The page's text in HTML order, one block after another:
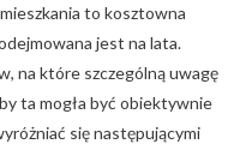
to kosztowna
jest na lata.
na które szczególną uwagę
ta mogła być obiektywnie
się następującymi